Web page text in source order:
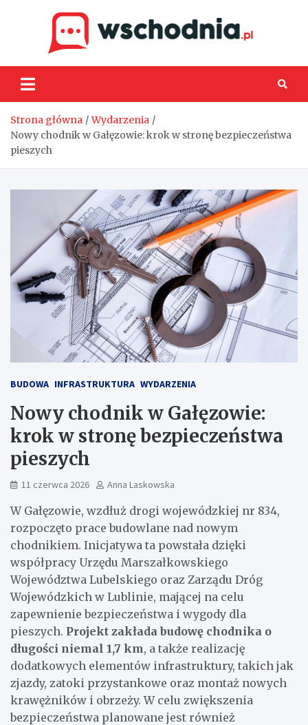
Strona główna
Wydarzenia
Nowy chodnik w Gałęzowie: krok w stronę bezpieczeństwa
pieszych
BUDOWA INFRASTRUKTURA WYDARZENIA
Nowy chodnik w Gałęzowie:
krok w stronę bezpieczeństwa
pieszych
11 czerwca 2026 Anna Laskowska
W Gałęzowie, wzdłuż drogi wojewódzkiej nr 834,
rozpoczęto prace budowlane nad nowym
chodnikiem. Inicjatywa ta powstała dzięki
współpracy Urzędu Marszałkowskiego
Województwa Lubelskiego oraz Zarządu Dróg
Wojewódzkich w Lublinie, mającej na celu
zapewnienie bezpieczeństwa i wygody dla
pieszych. Projekt zakłada budowę chodnika o
długości niemal 1,7 km, a także realizację
dodatkowych elementów infrastruktury, takich jak
zjazdy, zatoki przystankowe oraz montaż nowych
krawężników i obrzeży. W celu zwiększenia
bezpieczeństwa planowane jest również